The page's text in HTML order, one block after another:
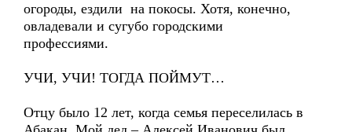
огороды, ездили на покосы. Хотя, конечно,
овладевали и сугубо городскими
профессиями.
УЧИ, УЧИ! ТОГДА ПОЙМУТ…
Отцу было 12 лет, когда семья переселилась в